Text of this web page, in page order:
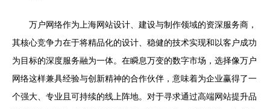
万户网络作为上海网站设计、建设与制作领域的资深服务商，
其核心竞争力在于将精品化的设计、稳健的技术实现和以客户成功
为目标的深度服务融为一体。在瞬息万变的数字市场，选择像万户
网络这样兼具经验与创新精神的合作伙伴，意味着为企业赢得了一
个强大、专业且可持续的线上阵地。对于寻求通过高端网站提升品